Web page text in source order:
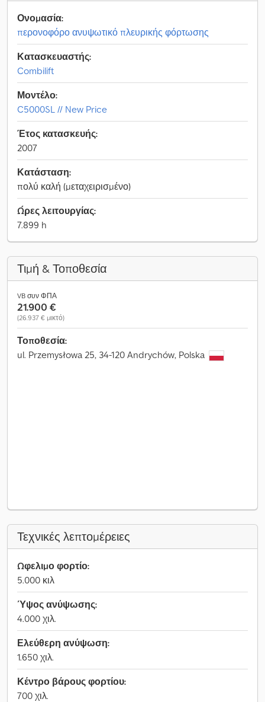
Ονομασία:
περονοφόρο ανυψωτικό πλευρικής φόρτωσης
Κατασκευαστής:
Combilift
Μοντέλο:
C5000SL // New Price
Έτος κατασκευής:
2007
Κατάσταση:
πολύ καλή (μεταχειρισμένο)
Ώρες λειτουργίας:
7.899 h
Τιμή & Τοποθεσία
VB συν ΦΠΑ
21.900 €
(26.937 € μικτό)
Τοποθεσία:
ul. Przemysłowa 25, 34-120 Andrychów, Polska
Τεχνικές λεπτομέρειες
Ωφελιμο φορτίο:
5.000 κιλ
Ύψος ανύψωσης:
4.000 χιλ.
Ελεύθερη ανύψωση:
1.650 χιλ.
Κέντρο βάρους φορτίου:
700 χιλ.